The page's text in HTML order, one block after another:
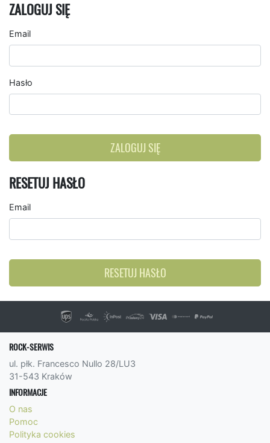
ZALOGUJ SIĘ
Email
Hasło
ZALOGUJ SIĘ
RESETUJ HASŁO
Email
RESETUJ HASŁO
ROCK-SERWIS
ul. płk. Francesco Nullo 28/LU3
31-543 Kraków
INFORMACJE
O nas
Pomoc
Polityka cookies